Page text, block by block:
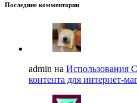
Последние комментарии
admin на Использования
контента для интернет-